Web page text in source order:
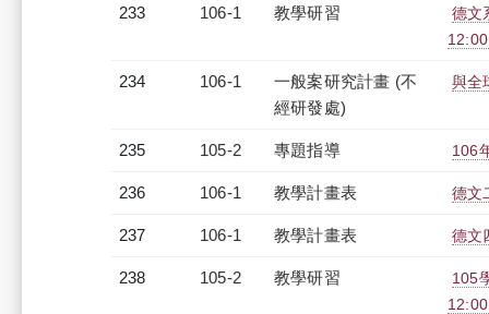
233 106-1 教學研習
德文
234 106-1
一般案研究計畫 (不
經研發處)
與全
235 105-2 專題指導 106
236 106-1 教學計畫表 德文
237 106-1 教學計畫表 德文
238 105-2 教學研習
105